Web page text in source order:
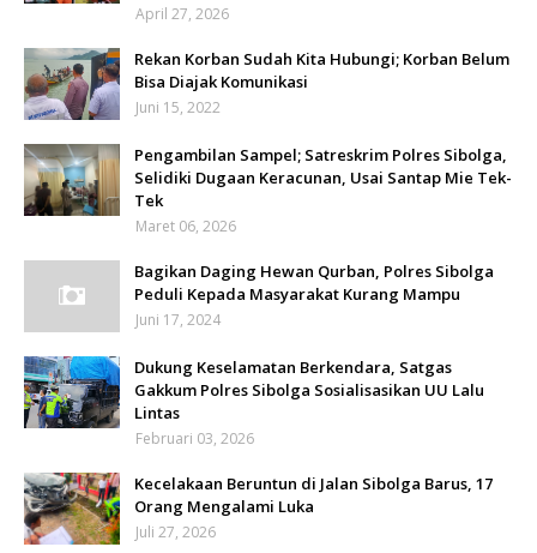
April 27, 2026
Rekan Korban Sudah Kita Hubungi; Korban Belum
Bisa Diajak Komunikasi
Juni 15, 2022
Pengambilan Sampel; Satreskrim Polres Sibolga,
Selidiki Dugaan Keracunan, Usai Santap Mie Tek-
Tek
Maret 06, 2026
Bagikan Daging Hewan Qurban, Polres Sibolga
Peduli Kepada Masyarakat Kurang Mampu
Juni 17, 2024
Dukung Keselamatan Berkendara, Satgas
Gakkum Polres Sibolga Sosialisasikan UU Lalu
Lintas
Februari 03, 2026
Kecelakaan Beruntun di Jalan Sibolga Barus, 17
Orang Mengalami Luka
Juli 27, 2026